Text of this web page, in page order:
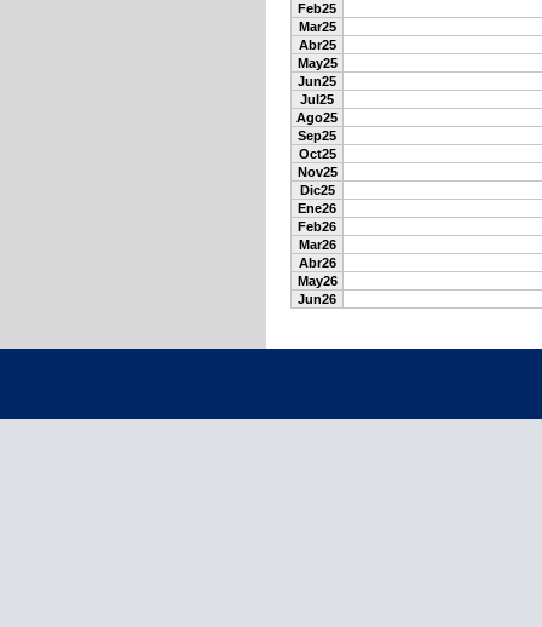
Feb25
Mar25
Abr25
May25
Jun25
Jul25
Ago25
Sep25
Oct25
Nov25
Dic25
Ene26
Feb26
Mar26
Abr26
May26
Jun26